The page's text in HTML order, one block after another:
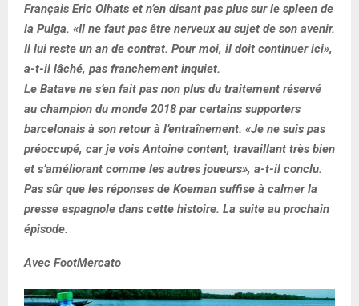
Français Eric Olhats et n’en disant pas plus sur le spleen de
la Pulga. «Il ne faut pas être nerveux au sujet de son avenir.
Il lui reste un an de contrat. Pour moi, il doit continuer ici»,
a-t-il lâché, pas franchement inquiet.
Le Batave ne s’en fait pas non plus du traitement réservé
au champion du monde 2018 par certains supporters
barcelonais à son retour à l’entraînement. «Je ne suis pas
préoccupé, car je vois Antoine content, travaillant très bien
et s’améliorant comme les autres joueurs», a-t-il conclu.
Pas sûr que les réponses de Koeman suffise à calmer la
presse espagnole dans cette histoire. La suite au prochain
épisode.
Avec FootMercato